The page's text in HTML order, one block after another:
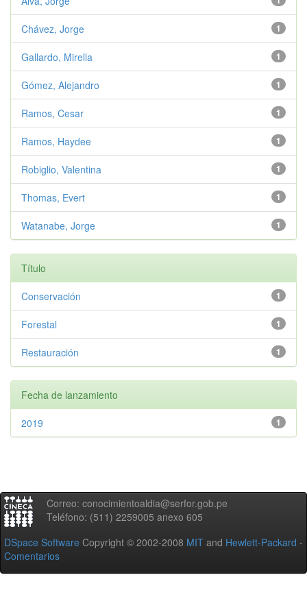
1
Chávez, Jorge
1
Gallardo, Mirella
1
Gómez, Alejandro
1
Ramos, Cesar
1
Ramos, Haydee
1
Robiglio, Valentina
1
Thomas, Evert
1
Watanabe, Jorge
Título
1
Conservación
1
Forestal
1
Restauración
Fecha de lanzamiento
1
2019
Correo: conocimientoaldia@serfor.gob.pe
Teléfono: (511) 2259005 anexo 605
DSpace Software Copyright © 2002-2008 MIT and Hewlett-Packard -
Comentarios